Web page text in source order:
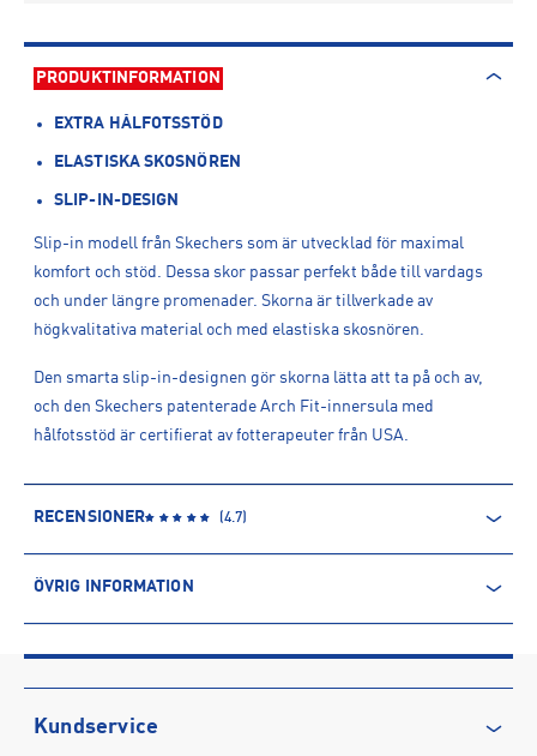
PRODUKTINFORMATION
EXTRA HÅLFOTSSTÖD
ELASTISKA SKOSNÖREN
SLIP-IN-DESIGN
Slip-in modell från Skechers som är utvecklad för maximal
komfort och stöd. Dessa skor passar perfekt både till vardags
och under längre promenader. Skorna är tillverkade av
högkvalitativa material och med elastiska skosnören.
Den smarta slip-in-designen gör skorna lätta att ta på och av,
och den Skechers patenterade Arch Fit-innersula med
hålfotsstöd är certifierat av fotterapeuter från USA.
RECENSIONER (4.7)
ÖVRIG INFORMATION
Produktnummer: 1568329
Leverantörens produktnummer: 216601
Artikelnummer: 156832902-Tauper
Kundservice